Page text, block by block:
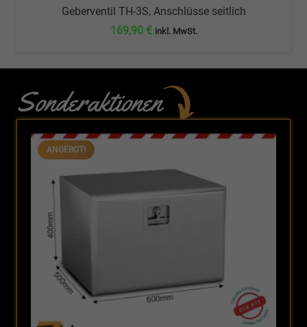
Geberventil TH-3S, Anschlüsse seitlich
169,90 € inkl. MwSt.
Sonderaktionen
ANGEBOT!